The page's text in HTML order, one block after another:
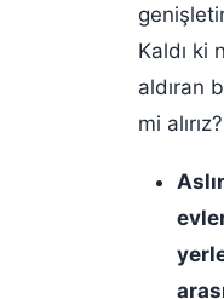
Kaldı ki
aldıran
mi